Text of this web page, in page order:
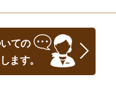
ての
ます。